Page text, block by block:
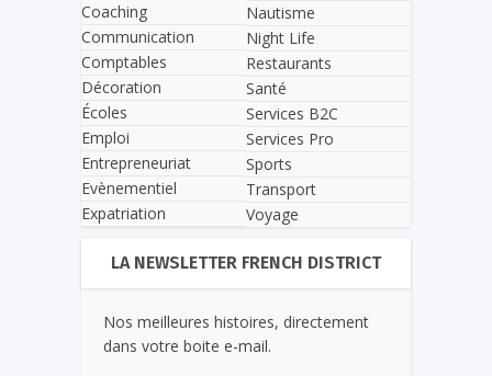
Coaching
Communication
Comptables
Décoration
Écoles
Emploi
Entrepreneuriat
Evènementiel
Expatriation
Nautisme
Night Life
Restaurants
Santé
Services B2C
Services Pro
Sports
Transport
Voyage
LA NEWSLETTER FRENCH DISTRICT
Nos meilleures histoires, directement
dans votre boite e-mail.